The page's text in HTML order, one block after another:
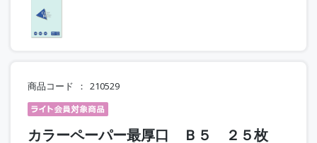
商品コード 210529
カラーペーパー最厚口 Ｂ５ ２５枚